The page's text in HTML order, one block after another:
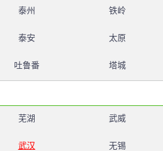
泰州 铁岭
泰安 太原
吐鲁番 塔城
芜湖 武威
武汉 无锡